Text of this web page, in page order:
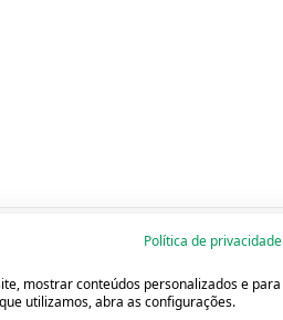
Política de privacidade
mostrar conteúdos personalizados e para
utilizamos, abra as configurações.